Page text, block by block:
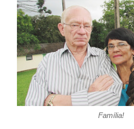
Família!